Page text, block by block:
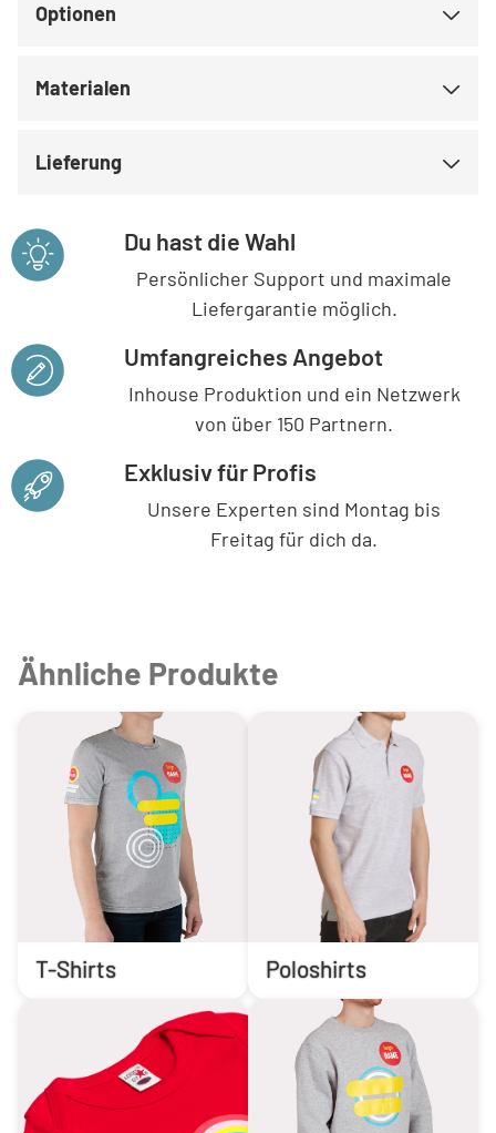
Optionen
Materialen
Lieferung
Du hast die Wahl
Persönlicher Support und maximale
Liefergarantie möglich.
Umfangreiches Angebot
Inhouse Produktion und ein Netzwerk
von über 150 Partnern.
Exklusiv für Profis
Unsere Experten sind Montag bis
Freitag für dich da.
Ähnliche Produkte
T-Shirts Poloshirts